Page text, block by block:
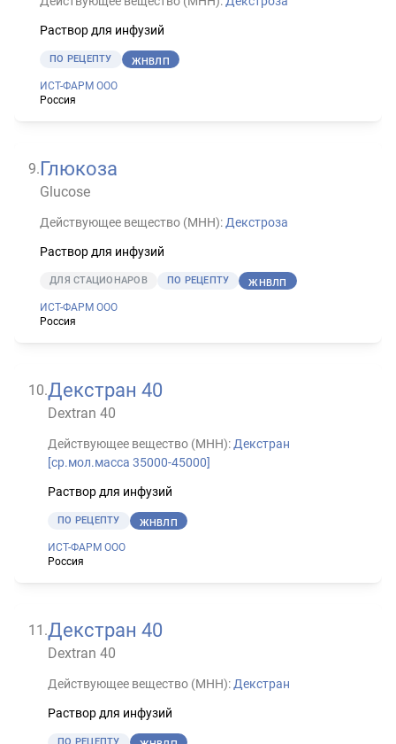
Раствор для инфузий
ПО РЕЦЕПТУ ЖНВЛП
ИСТ-ФАРМ ООО
Россия
9.Глюкоза
Glucose
Действующее вещество (МНН): Декстроза
Раствор для инфузий
ДЛЯ СТАЦИОНАРОВ ПО РЕЦЕПТУ ЖНВЛП
ИСТ-ФАРМ ООО
Россия
10.Декстран 40
Dextran 40
Действующее вещество (МНН): Декстран
[ср.мол.масса 35000-45000]
Раствор для инфузий
ПО РЕЦЕПТУ ЖНВЛП
ИСТ-ФАРМ ООО
Россия
11 .Декстран 40
Dextran 40
Действующее вещество (МНН): Декстран
Раствор для инфузий
ПО РЕЦЕПТУ